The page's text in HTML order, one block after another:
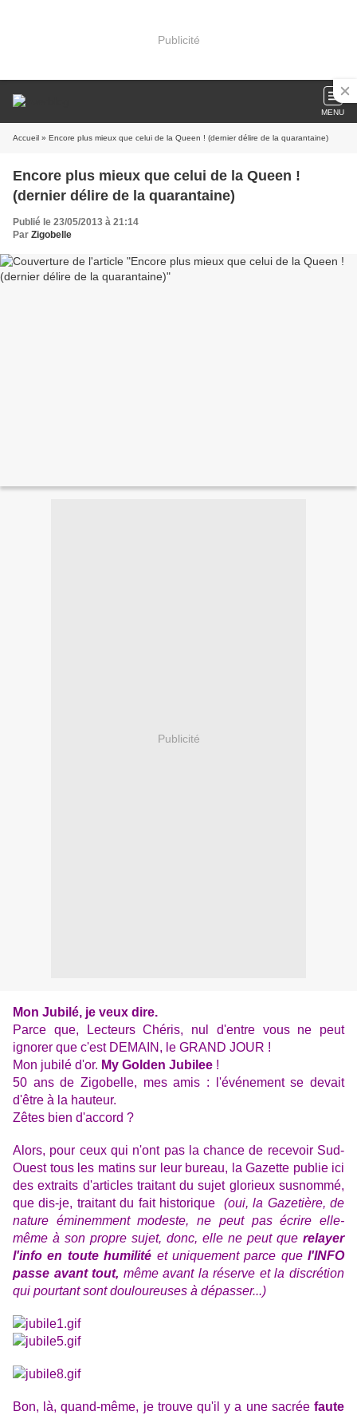
Publicité
MENU
Accueil » Encore plus mieux que celui de la Queen ! (dernier délire de la quarantaine)
Encore plus mieux que celui de la Queen !
(dernier délire de la quarantaine)
Publié le 23/05/2013 à 21:14
Par Zigobelle
Publicité
Mon Jubilé, je veux dire.
Parce que, Lecteurs Chéris, nul d'entre vous ne peut
ignorer que c'est DEMAIN, le GRAND JOUR !
Mon jubilé d'or. My Golden Jubilee !
50 ans de Zigobelle, mes amis : l'événement se devait
d'être à la hauteur.
Zêtes bien d'accord ?
Alors, pour ceux qui n'ont pas la chance de recevoir Sud-
Ouest tous les matins sur leur bureau, la Gazette publie ici
des extraits d'articles traitant du sujet glorieux susnommé,
que dis-je, traitant du fait historique (oui, la Gazetière, de
nature éminemment modeste, ne peut pas écrire elle-
même à son propre sujet, donc, elle ne peut que relayer
l'info en toute humilité et uniquement parce que l'INFO
passe avant tout, même avant la réserve et la discrétion
qui pourtant sont douloureuses à dépasser...)
Bon, là, quand-même, je trouve qu'il y a une sacrée faute